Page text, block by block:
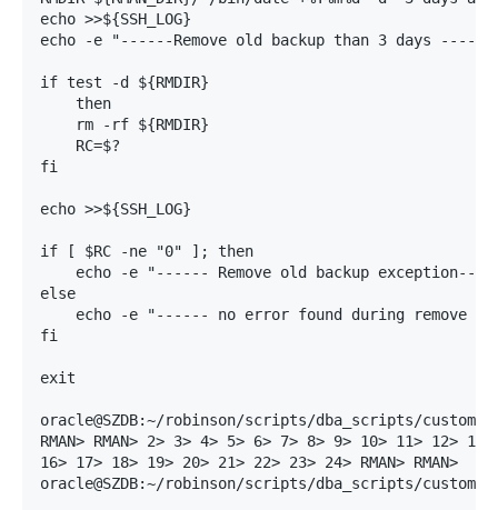
echo >>${SSH_LOG}
echo -e "------Remove old backup than 3 days ------
if test -d ${RMDIR}
    then
    rm -rf ${RMDIR}
    RC=$?
fi
echo >>${SSH_LOG}
if [ $RC -ne "0" ]; then
echo -e "------ Remove old backup
else
echo -e "------ no error found during remove
fi
exit
oracle@SZDB:~/robinson/scripts/dba_scripts/custom/
RMAN> RMAN> 2> 3> 4> 5> 6> 7> 8> 9> 10> 11> 12>
16> 17> 18> 19> 20> 21> 22> 23> 24> RMAN> RMAN>
oracle@SZDB:~/robinson/scripts/dba_scripts/custom/